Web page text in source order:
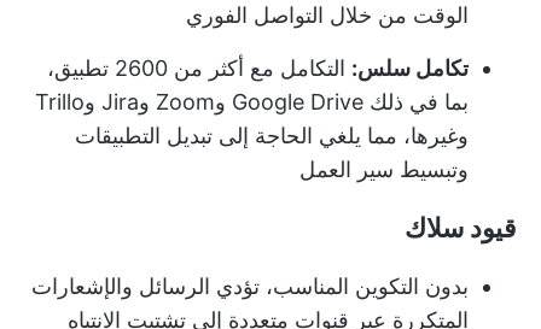
الوقت من خلال التواصل الفوري
تكامل سلس:
التكامل مع أكثر من 2600 تطبيق،
بما في ذلك Google Drive وZoom وJira وTrillo
وغيرها، مما يلغي الحاجة إلى تبديل التطبيقات
وتبسيط سير العمل
قيود سلاك
بدون التكوين المناسب، تؤدي الرسائل والإشعارات
المتكررة عبر قنوات متعددة إلى تشتيت الانتباه